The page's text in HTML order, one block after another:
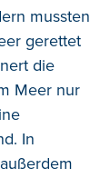
mussten
gerettet
die
Meer nur
In